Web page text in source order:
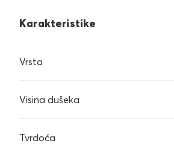
Karakteristike
Vrsta
Visina dušeka
Tvrdoća